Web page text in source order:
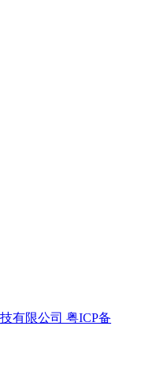
有限公司 粤ICP备